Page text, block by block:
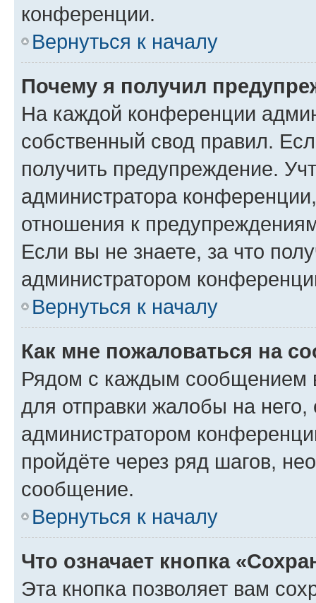
конференции.
Вернуться к началу
Почему я получил
На каждой конференции
собственный свод правил.
получить предупреждение.
администратора
отношения к
Если вы не знаете, за что
администратором
Вернуться к началу
Как мне пожаловаться на
Рядом с каждым сообщением
для отправки жалобы на
администратором
пройдёте через ряд шагов,
сообщение.
Вернуться к началу
Что означает кнопка
Эта кнопка позволяет вам